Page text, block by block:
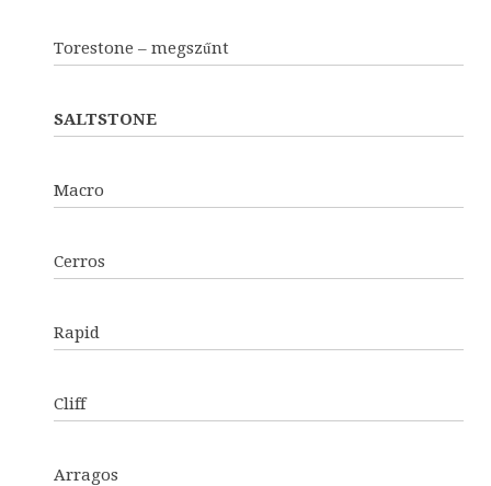
Torestone – megszűnt
SALTSTONE
Macro
Cerros
Rapid
Cliff
Arragos